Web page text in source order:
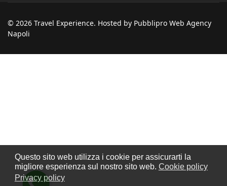
Questo sito web utilizza i cookie per assicurarti la
migliore esperienza sul nostro sito web. Cookie policy
Privacy policy
© 2026 Travel Experience. Hosted by Pubblipro Web Agency
Napoli